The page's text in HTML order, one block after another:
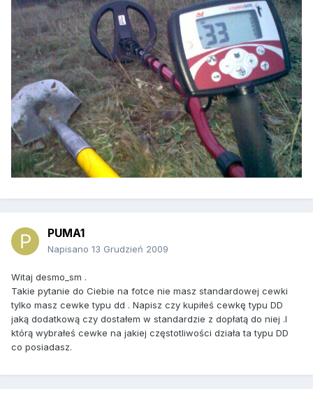
PUMA1
Napisano 13 Grudzień 2009
Witaj desmo_sm .
Takie pytanie do Ciebie na fotce nie masz standardowej cewki
tylko masz cewke typu dd . Napisz czy kupiłeś cewkę typu DD
jaką dodatkową czy dostałem w standardzie z dopłatą do niej .I
którą wybrałeś cewke na jakiej częstotliwości działa ta typu DD
co posiadasz.